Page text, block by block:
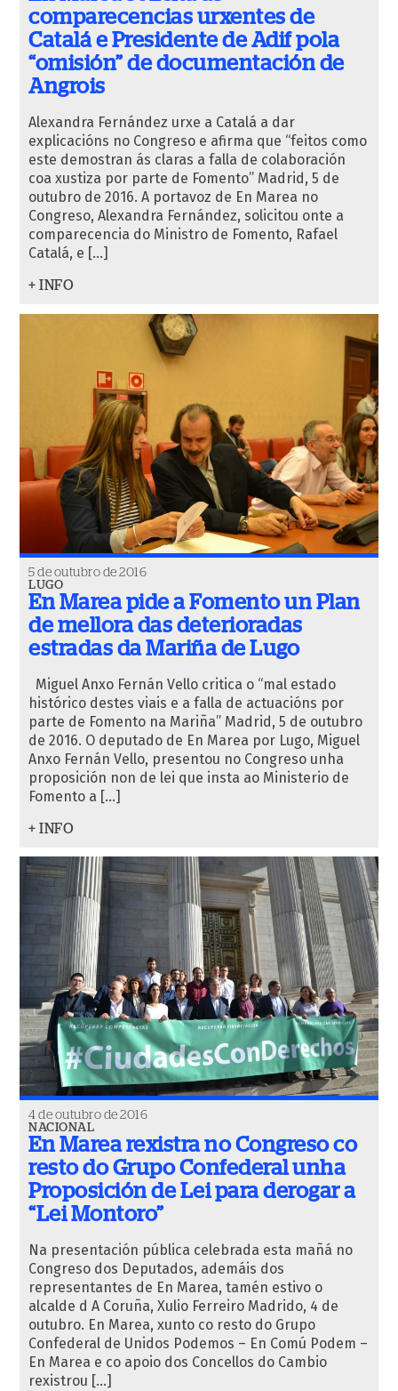
comparecencias urxentes de
Catalá e Presidente de Adif pola
“omisión” de documentación de
Angrois
Alexandra Fernández urxe a Catalá a dar
explicacións no Congreso e afirma que “feitos como
este demostran ás claras a falla de colaboración
coa xustiza por parte de Fomento” Madrid, 5 de
outubro de 2016. A portavoz de En Marea no
Congreso, Alexandra Fernández, solicitou onte a
comparecencia do Ministro de Fomento, Rafael
Catalá, e […]
+ INFO
5 de outubro de 2016
LUGO
En Marea pide a Fomento un Plan
de mellora das deterioradas
estradas da Mariña de Lugo
Miguel Anxo Fernán Vello critica o “mal estado
histórico destes viais e a falla de actuacións por
parte de Fomento na Mariña” Madrid, 5 de outubro
de 2016. O deputado de En Marea por Lugo, Miguel
Anxo Fernán Vello, presentou no Congreso unha
proposición non de lei que insta ao Ministerio de
Fomento a […]
+ INFO
4 de outubro de 2016
NACIONAL
En Marea rexistra no Congreso co
resto do Grupo Confederal unha
Proposición de Lei para derogar a
“Lei Montoro”
Na presentación pública celebrada esta mañá no
Congreso dos Deputados, ademáis dos
representantes de En Marea, tamén estivo o
alcalde d A Coruña, Xulio Ferreiro Madrido, 4 de
outubro. En Marea, xunto co resto do Grupo
Confederal de Unidos Podemos – En Comú Podem –
En Marea e co apoio dos Concellos do Cambio
rexistrou […]